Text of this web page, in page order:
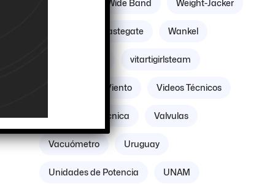
Wide Band Weight-Jacker
Wastegate Wankel
vitartigirlsteam
Viento Videos Técnicos
Verificación Técnica Valvulas
Vacuómetro Uruguay
Unidades de Potencia UNAM